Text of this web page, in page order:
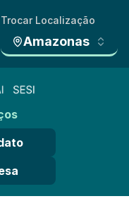
Trocar Localização
Amazonas